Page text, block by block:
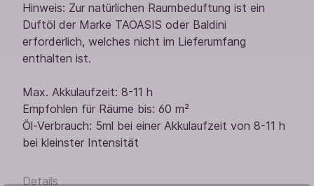
Hinweis: Zur natürlichen Raumbeduftung ist ein
Duftöl der Marke TAOASIS oder Baldini
erforderlich, welches nicht im Lieferumfang
enthalten ist.
Max. Akkulaufzeit: 8-11 h
Empfohlen für Räume bis: 60 m²
Öl-Verbrauch: 5ml bei einer Akkulaufzeit von 8-11 h
bei kleinster Intensität
Details